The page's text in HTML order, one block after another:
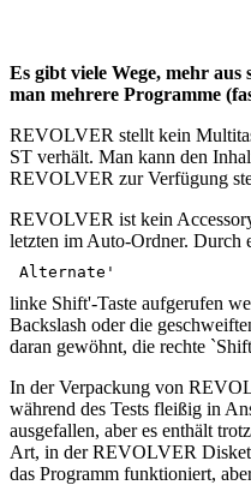
Es gibt viele Wege, mehr
man mehrere Programme
REVOLVER stellt kein
ST verhält. Man kann den
REVOLVER zur Verfügung
REVOLVER ist kein
letzten im Auto-Ordner. Durch
Alternate'
linke Shift'-Taste aufgerufen
Backslash oder die
daran gewöhnt, die rechte
In der Verpackung von
während des Tests fleißig in
ausgefallen, aber es enthält
Art, in der REVOLVER
das Programm funktioniert,